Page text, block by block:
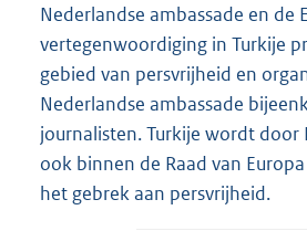
Nederlandse ambassade en de
vertegenwoordiging in Turkije
gebied van persvrijheid en
Nederlandse ambassade
journalisten. Turkije wordt door
ook binnen de Raad van
het gebrek aan persvrijheid.